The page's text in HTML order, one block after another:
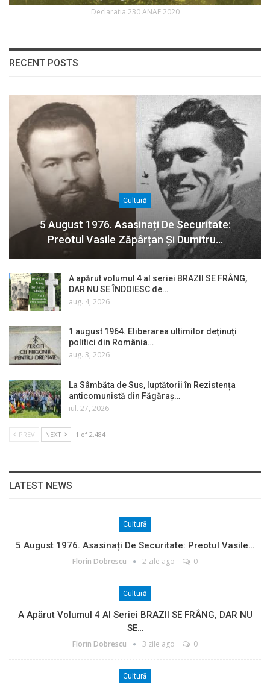
Declaratia 230 ANAF 2020
RECENT POSTS
Cultură
5 August 1976. Asasinați De Securitate:
Preotul Vasile Zăpârțan Și Dumitru…
A apărut volumul 4 al seriei BRAZII SE FRÂNG,
DAR NU SE ÎNDOIESC de…
aug. 4, 2026
1 august 1964. Eliberarea ultimilor deținuți
politici din România…
aug. 3, 2026
La Sâmbăta de Sus, luptătorii în Rezistența
anticomunistă din Făgăraș…
iul. 27, 2026
PREV NEXT 1 of 2.484
LATEST NEWS
Cultură
5 August 1976. Asasinați De Securitate: Preotul Vasile…
Florin Dobrescu 2 zile ago 0
Cultură
A Apărut Volumul 4 Al Seriei BRAZII SE FRÂNG, DAR NU
SE…
Florin Dobrescu 3 zile ago 0
Cultură